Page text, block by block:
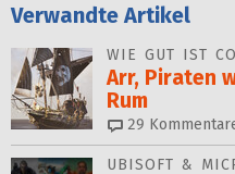
Verwandte Artikel
WIE GUT IST
Arr, Piraten
Rum
29
UBISOFT &